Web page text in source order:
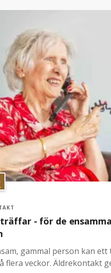
- för de
gammal person kan
ger ger ensamma äldre som inte